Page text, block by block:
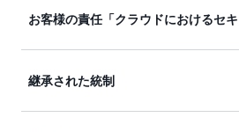
AWS には、AWS クラウドで提
ドウェア、ソフトウェア、ネッ
お客様の責任「クラウドにおけるセキ
お客様の責任は、選択した
継承された統制